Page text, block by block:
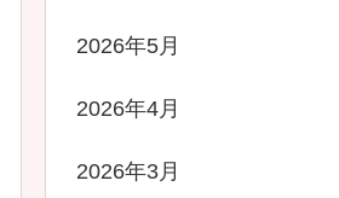
2026年5月
2026年4月
2026年3月